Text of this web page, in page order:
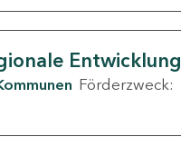
Entwicklung
Förderzweck: